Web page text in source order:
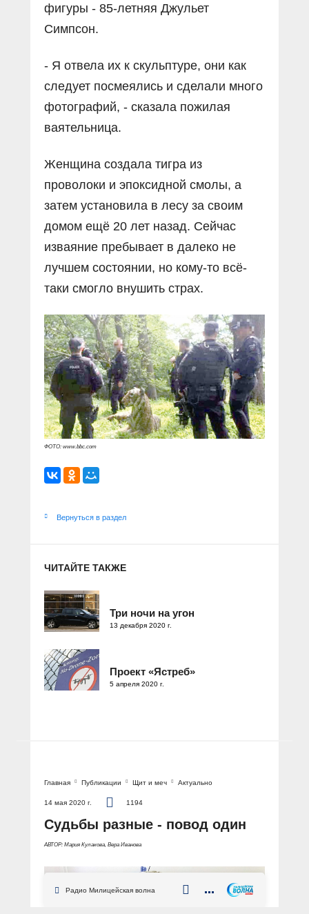
фигуры - 85-летняя Джульет
Симпсон.
- Я отвела их к скульптуре, они как
следует посмеялись и сделали много
фотографий, - сказала пожилая
ваятельница.
Женщина создала тигра из
проволоки и эпоксидной смолы, а
затем установила в лесу за своим
домом ещё 20 лет назад. Сейчас
изваяние пребывает в далеко не
лучшем состоянии, но кому-то всё-
таки смогло внушить страх.
ФОТО: www.bbc.com
Вернуться в раздел
ЧИТАЙТЕ ТАКЖЕ
Три ночи на угон
13 декабря 2020 г.
Проект «Ястреб»
5 апреля 2020 г.
Главная Публикации Щит и меч Актуально
14 мая 2020 г. 1194
Судьбы разные - повод один
АВТОР: Мария Кулакова, Вера Иванова
Радио Милицейская волна